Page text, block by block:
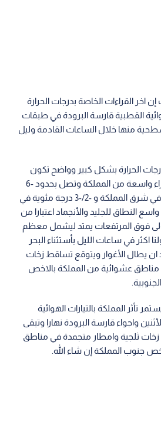
القراءات الخاصة بدرجات الحرارة
القطبية قارسة البرودة في طبقات
منها خلال الساعات القادمة وليل
الحرارة بشكل كبير وواضح تكون
دون الصفر المئوي في أجزاء واسعة من المملكة وتصل بحدود -6
درجات مئوية تحت الصفر في شرق المملكة و -2/-3 درجة مئوية في
النطاق للجليد والأنجماد اعتبارا من
فوق المرتفعات يمتد ليشمل معظم
اكثر في ساعات الليل بأستثناء البحر
ان يطال الأغوار ويتوقع تساقط زخات
مناطق عشوائية من المملكة بالاخص
المملكة بالتيارات الهوائية
واجواء قارسة البرودة نهارا وتبقى
زخات ثلجية وامطار متجمدة في مناطق
جنوب المملكة إن شاء الله.